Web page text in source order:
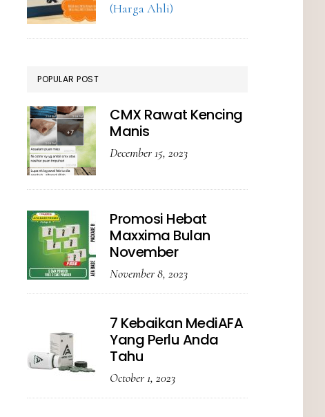
(Harga Ahli)
POPULAR POST
CMX Rawat Kencing
Manis
December 15, 2023
Promosi Hebat
Maxxima Bulan
November
November 8, 2023
7 Kebaikan MediAFA
Yang Perlu Anda
Tahu
October 1, 2023